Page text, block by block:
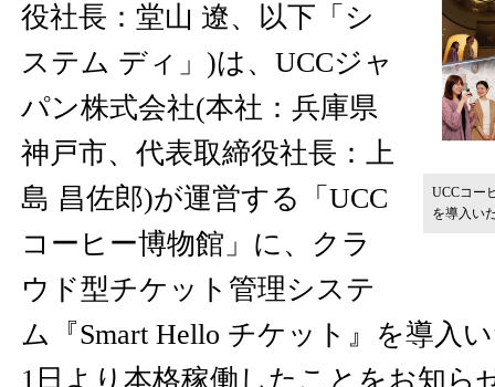
UCCコー
を導入い
役社長：堂山 遼、以下「シ
ステム ディ」)は、UCCジャ
パン株式会社(本社：兵庫県
神戸市、代表取締役社長：上
島 昌佐郎)が運営する「UCC
コーヒー博物館」に、クラ
ウド型チケット管理システ
ム『Smart Hello チケット』を導入
1日より本格稼働したことをお知ら